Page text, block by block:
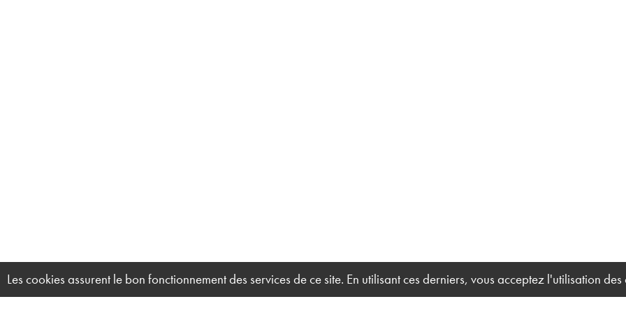
Les cookies assurent le bon fonctionnement des services de ce site. En utilisant ces derniers, vous acceptez l'utilisation des